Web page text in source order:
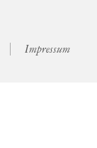
Impressum